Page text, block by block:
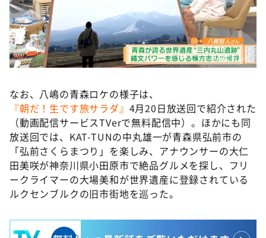
©️ABCテレビ
なお、八嶋の青森ロケの様子は、
『朝だ！生です旅サラダ』 4月20日放送回で紹介された
（動画配信サービスTVerで無料配信中）。ほかにも同
放送回では、KAT-TUNの中丸雄一が青森県弘前市の
「弘前さくらまつり」を楽しみ、アナウンサーの大仁
田美咲が神奈川県小田原市で絶品グルメを探し、フリ
ークライマーの大場美和が世界遺産に登録されている
ルクセンブルクの旧市街地を巡った。